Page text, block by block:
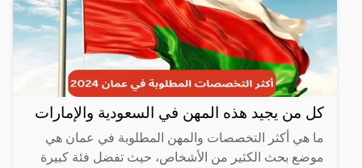
كل من يجيد هذه المهن في السعودية والإمارات
ما هي أكثر التخصصات والمهن المطلوبة في عمان هي
موضع بحث الكثير من الأشخاص، حيث تفضل فئة كبيرة